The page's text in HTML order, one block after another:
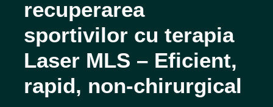
recuperarea
sportivilor cu terapia
Laser MLS – Eficient,
rapid, non-chirurgical